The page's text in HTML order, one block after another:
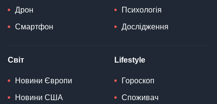
Дрон
Смартфон
Психологія
Дослідження
Світ
Новини Європи
Новини США
Lifestyle
Гороскоп
Споживач